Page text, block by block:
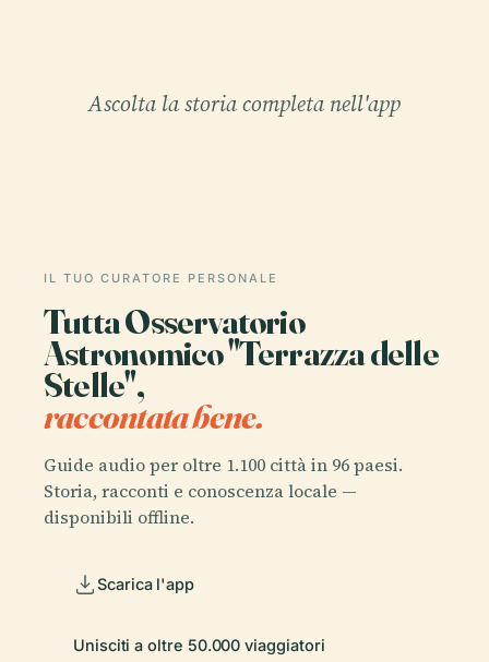
Ascolta la storia completa nell'app
IL TUO CURATORE PERSONALE
Tutta Osservatorio
Astronomico "Terrazza delle
Stelle",
raccontata bene.
Guide audio per oltre 1.100 città in 96 paesi.
Storia, racconti e conoscenza locale —
disponibili offline.
Scarica l'app
Unisciti a oltre 50.000 viaggiatori